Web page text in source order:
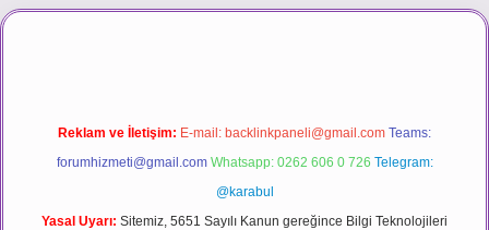
Reklam ve İletişim: E-mail: backlinkpaneli@gmail.com Teams:
forumhizmeti@gmail.com Whatsapp: 0262 606 0 726 Telegram:
@karabul
Yasal Uyarı: Sitemiz, 5651 Sayılı Kanun gereğince Bilgi Teknolojileri